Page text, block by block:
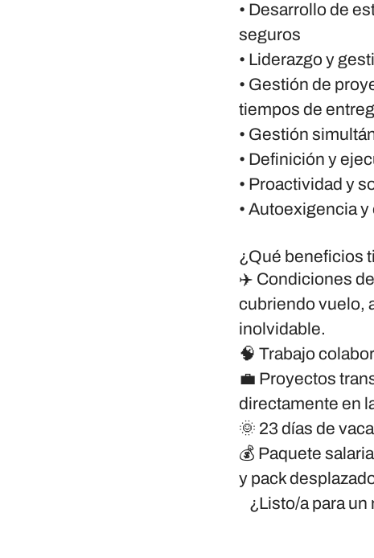
• Desarrollo de
seguros
• Liderazgo y
• Gestión de
tiempos de
• Gestión
• Definición y
• Proactividad y
• Autoexigencia
¿Qué beneficios
✈️ Condiciones
cubriendo vuelo,
inolvidable.
🧠 Trabajo
💼 Proyectos
directamente en
🌞 23 días de
💰 Paquete
y pack
¿Listo/a para